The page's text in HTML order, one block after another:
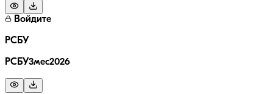
Войдите
РСБУ
РСБУ3мес2026